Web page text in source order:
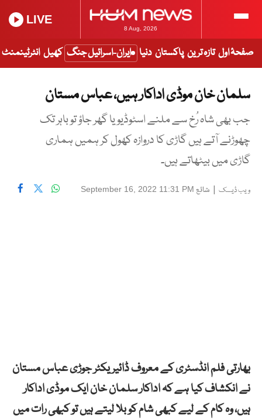
8 Aug, 2026
LIVE
صفحۂ اول تازہ ترین پاکستان دنیا ایران-اسرائیل جنگ کھیل انٹرٹینمنٹ
سلمان خان موڈی اداکار ہیں، عباس مستان
جب بھی شاہ رُخ سے ملنے اسٹوڈیو یا گھر جاؤ تو باہر تک
چھوڑنے آتے ہیں گاڑی کا دروازہ کھول کر ہمیں ہماری
گاڑی میں بیٹھاتے ہیں۔
ویب ڈیسک | شائع September 16, 2022 11:31 PM
بھارتی فلم انڈسٹری کے معروف ڈائیریکٹر جوڑی عباس مستان
نے انکشاف کیا ہے کہ اداکار سلمان خان ایک موڈی اداکار
ہیں، وہ کام کے لیے کبھی شام کو بلا لیتے ہیں تو کبھی رات میں